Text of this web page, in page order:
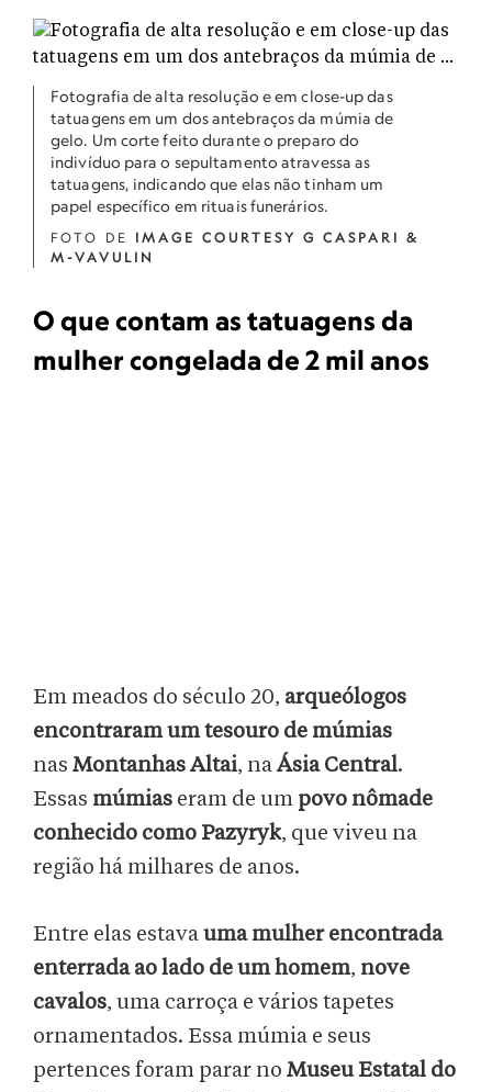
Fotografia de alta resolução e em close-up das
tatuagens em um dos antebraços da múmia de
gelo. Um corte feito durante o preparo do
indivíduo para o sepultamento atravessa as
tatuagens, indicando que elas não tinham um
papel específico em rituais funerários.
FOTO DE IMAGE COURTESY G CASPARI &
M-VAVULIN
O que contam as tatuagens da
mulher congelada de 2 mil anos
Em meados do século 20, arqueólogos
encontraram um tesouro de múmias
nas Montanhas Altai, naÁsia Central.
Essas múmias eram de um povo nômade
conhecido como Pazyryk, que viveu na
região há milhares de anos.
Entre elas estavauma mulher encontrada
enterrada ao lado de um homem, nove
cavalos, uma carroça e vários tapetes
ornamentados. Essa múmia e seus
pertences foram parar no Museu Estatal do